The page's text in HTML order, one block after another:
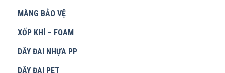
MÀNG BẢO VỆ
XỐP KHÍ – FOAM
DÂY ĐAI NHỰA PP
DÂY ĐAI PET